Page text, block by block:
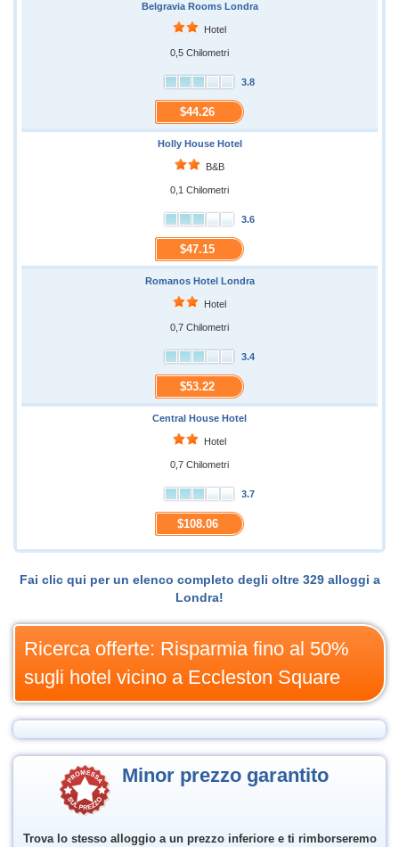
Belgravia Rooms Londra
Hotel
0,5 Chilometri
3.8
$44.26
Holly House Hotel
B&B
0,1 Chilometri
3.6
$47.15
Romanos Hotel Londra
Hotel
0,7 Chilometri
3.4
$53.22
Central House Hotel
Hotel
0,7 Chilometri
3.7
$108.06
Fai clic qui per un elenco completo degli oltre 329 alloggi a
Londra!
Ricerca offerte: Risparmia fino al 50%
sugli hotel vicino a Eccleston Square
Minor prezzo garantito
Trova lo stesso alloggio a un prezzo inferiore e ti rimborseremo